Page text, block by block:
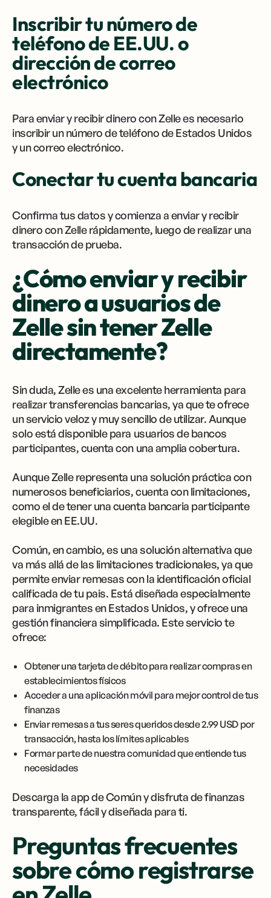
Inscribir tu número de
teléfono de EE.UU. o
dirección de correo
electrónico
Para enviar y recibir dinero con Zelle es necesario
inscribir un número de teléfono de Estados Unidos
y un correo electrónico.
Conectar tu cuenta bancaria
Confirma tus datos y comienza a enviar y recibir
dinero con Zelle rápidamente, luego de realizar una
transacción de prueba.
¿Cómo enviar y recibir
dinero a usuarios de
Zelle sin tener Zelle
directamente?
Sin duda, Zelle es una excelente herramienta para
realizar transferencias bancarias, ya que te ofrece
un servicio veloz y muy sencillo de utilizar. Aunque
solo está disponible para usuarios de bancos
participantes, cuenta con una amplia cobertura.
Aunque Zelle representa una solución práctica con
numerosos beneficiarios, cuenta con limitaciones,
como el de tener una cuenta bancaria participante
elegible en EE.UU.
Común, en cambio, es una solución alternativa que
va más allá de las limitaciones tradicionales, ya que
permite enviar remesas con la identificación oficial
calificada de tu pais. Está diseñada especialmente
para inmigrantes en Estados Unidos, y ofrece una
gestión financiera simplificada. Este servicio te
ofrece:
Obtener una tarjeta de débito para realizar compras en
establecimientos físicos
Acceder a una aplicación móvil para mejor control de tus
finanzas
Enviar remesas a tus seres queridos desde 2.99 USD por
transacción, hasta los límites aplicables
Formar parte de nuestra comunidad que entiende tus
necesidades
Descarga la app de Común y disfruta de finanzas
transparente, fácil y diseñada para ti.
Preguntas frecuentes
sobre cómo registrarse